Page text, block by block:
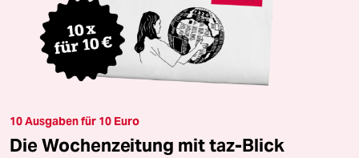
10 Ausgaben für 10 Euro
Die Wochenzeitung mit taz-Blick